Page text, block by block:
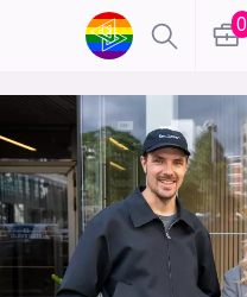
0
lønn
karriere
utdanning